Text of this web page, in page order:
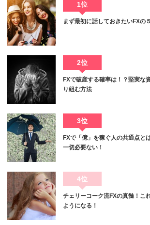
1位
まず最初に話しておきたいFXの
2位
FXで破産する確率は！？堅実な
り組む方法
3位
FXで「億」を稼ぐ人の共通点と
一切必要ない！
4位
チェリーコーク流FXの真髄！こ
ようになる！